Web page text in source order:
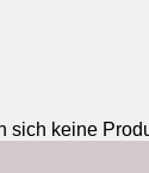
sich keine